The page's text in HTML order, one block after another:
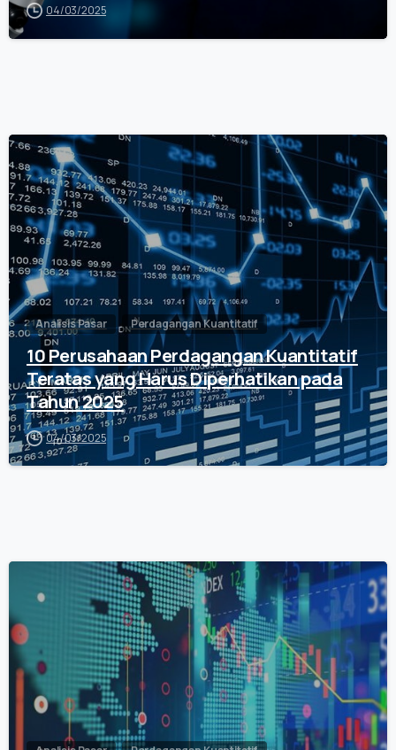
04/03/2025
Analisis Pasar Perdagangan Kuantitatif
10 Perusahaan Perdagangan Kuantitatif
Teratas yang Harus Diperhatikan pada
Tahun 2025
04/03/2025
0